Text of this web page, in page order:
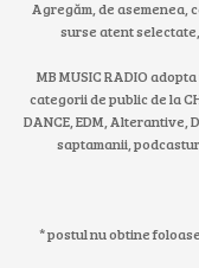
Agregăm, de asemenea,
surse atent
MB MUSIC RADIO
categorii de public de la
DANCE, EDM,
saptamanii,
* postul nu obtine